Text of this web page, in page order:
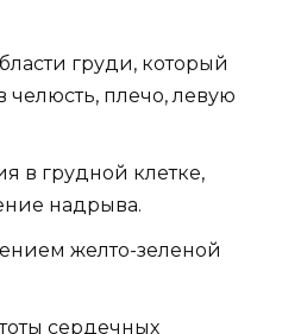
груди, который
челюсть, плечо, левую
в грудной клетке,
надрыва.
желто-зеленой
сердечных